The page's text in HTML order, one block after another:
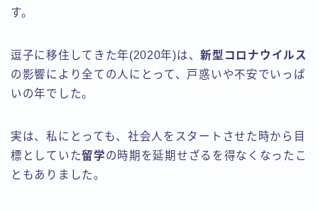
す。
逗子に移住してきた年(2020年)は、新型コロナウイルス
の影響により全ての人にとって、戸惑いや不安でいっぱ
いの年でした。
実は、私にとっても、社会人をスタートさせた時から目
標としていた留学の時期を延期せざるを得なくなったこ
ともありました。